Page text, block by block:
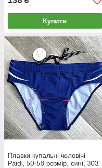
Купити
Плавки купальні чоловічі
Paidi, 50-58 розмір, сині, 303